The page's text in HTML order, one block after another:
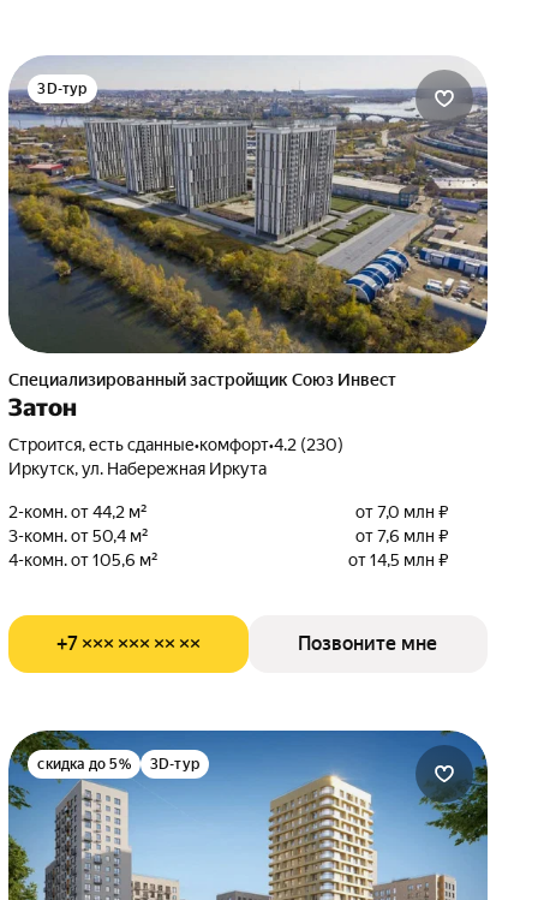
3D-тур
Специализированный застройщик Союз Инвест
Затон
Строится, есть сданные•комфорт•4.2 (230)
Иркутск, ул. Набережная Иркута
2-комн. от 44,2 м²
от 7,0 млн ₽
3-комн. от 50,4 м²
от 7,6 млн ₽
4-комн. от 105,6 м²
от 14,5 млн ₽
+7 ××× ××× ×× ×× Позвоните мне
скидка до 5% 3D-тур